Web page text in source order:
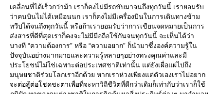
เคลื่อนที่ได้เร็วกว่าม้า เราก็คงไม่มีรถขับมาจนถึงทุกวันนี้ เรายอมรับ
ว่าคนบินไม่ได้เหมือนนก เราก็คงไม่มีเครื่องบินในการเดินทางข้าม
ทวีปได้จนถึงทุกวันนี้ หรือถ้าเรายอมรับว่าการเขียนจดหมายเป็นการ
ส่งสารที่ดีที่สุดเราก็คงจะไม่มีมือถือใช้กันจนทุกวันนี้ จะเห็นได้ว่า
บางที “ความต้องการ” หรือ “ความอยาก” ก็นำมาซึ่งองค์ความรู้ใน
ปัจจุบันอย่างมากมายและความรู้หลายๆอย่างทรงคุณค่าและมี
ประโยชน์ไม่ใช่เฉพาะต่อประเทศชาติเท่านั้น แต่ยังเผื่อแผ่ไปถึง
มนุษยชาติร่วมโลกเราอีกด้วย หากเราห่วงเพียงแต่ตัวเองเราไม่อยาก
จะต่อสู้ต่อโชคชะตาเพื่อที่จะหาวิถีชีวิตที่ดีกว่าเดิมก็เท่ากับว่าเราก็ใช้